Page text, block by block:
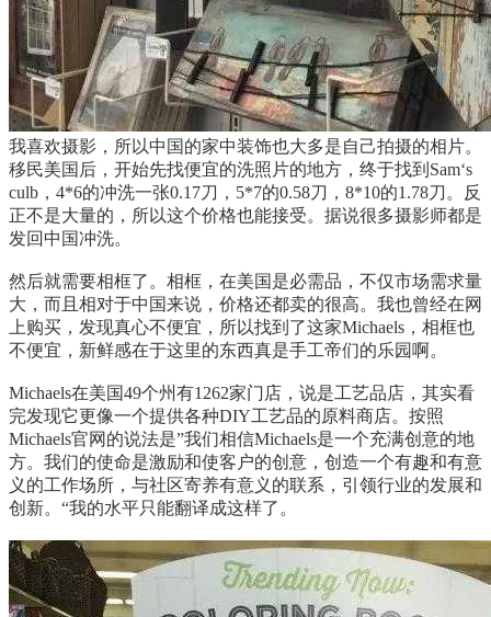
我喜欢摄影，所以中国的家中装饰也大多是自己拍摄的相片。
移民美国后，开始先找便宜的洗照片的地方，终于找到Sam‘s
culb，4*6的冲洗一张0.17刀，5*7的0.58刀，8*10的1.78刀。反
正不是大量的，所以这个价格也能接受。据说很多摄影师都是
发回中国冲洗。
然后就需要相框了。相框，在美国是必需品，不仅市场需求量
大，而且相对于中国来说，价格还都卖的很高。我也曾经在网
上购买，发现真心不便宜，所以找到了这家Michaels，相框也
不便宜，新鲜感在于这里的东西真是手工帝们的乐园啊。
Michaels在美国49个州有1262家门店，说是工艺品店，其实看
完发现它更像一个提供各种DIY工艺品的原料商店。按照
Michaels官网的说法是”我们相信Michaels是一个充满创意的地
方。我们的使命是激励和使客户的创意，创造一个有趣和有意
义的工作场所，与社区寄养有意义的联系，引领行业的发展和
创新。“我的水平只能翻译成这样了。